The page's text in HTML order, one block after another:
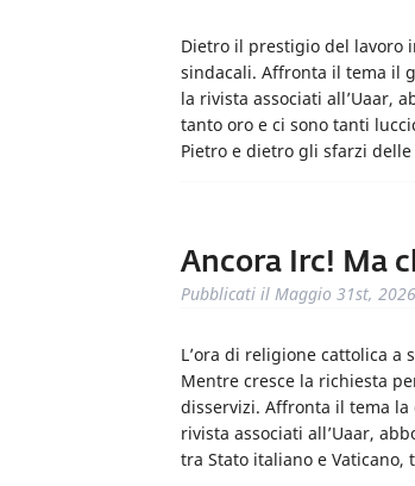
Dietro il prestigio del lavoro
sindacali. Affronta il tema il
la rivista associati all’Uaar,
tanto oro e ci sono tanti
Pietro e dietro gli sfarzi
Ancora Irc! Ma
Pubblicati il Maggio 31st, 2026
L’ora di religione cattolica a
Mentre cresce la richiesta
disservizi. Affronta il tema la
rivista associati all’Uaar,
tra Stato italiano e